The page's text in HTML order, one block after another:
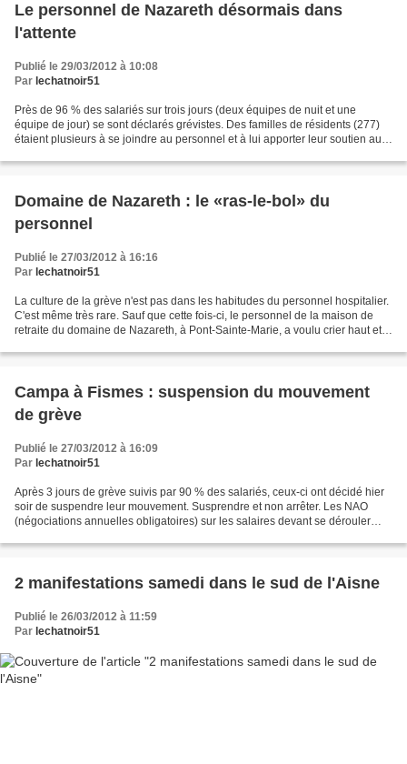
Le personnel de Nazareth désormais dans
l'attente
Publié le 29/03/2012 à 10:08
Par lechatnoir51
Près de 96 % des salariés sur trois jours (deux équipes de nuit et une
équipe de jour) se sont déclarés grévistes. Des familles de résidents (277)
étaient plusieurs à se joindre au personnel et à lui apporter leur soutien au
Domaine de Nazareth : le «ras-le-bol» du
personnel
Publié le 27/03/2012 à 16:16
Par lechatnoir51
La culture de la grève n'est pas dans les habitudes du personnel hospitalier.
C'est même très rare. Sauf que cette fois-ci, le personnel de la maison de
retraite du domaine de Nazareth, à Pont-Sainte-Marie, a voulu crier haut et
Campa à Fismes : suspension du mouvement
de grève
Publié le 27/03/2012 à 16:09
Par lechatnoir51
Après 3 jours de grève suivis par 90 % des salariés, ceux-ci ont décidé hier
soir de suspendre leur mouvement. Susprendre et non arrêter. Les NAO
(négociations annuelles obligatoires) sur les salaires devant se dérouler
2 manifestations samedi dans le sud de l'Aisne
Publié le 26/03/2012 à 11:59
Par lechatnoir51